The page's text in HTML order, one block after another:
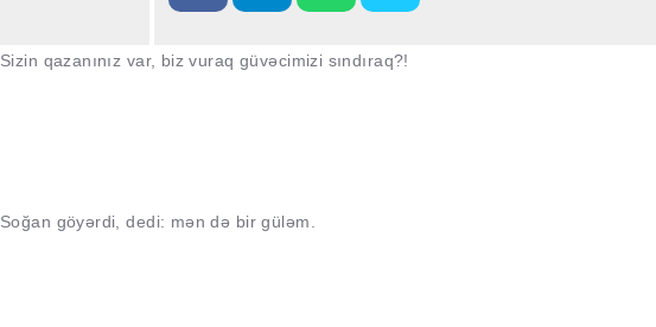
Sizin qazanınız var, biz vuraq güvəcimizi sındıraq?!
Soğan göyərdi, dedi: mən də bir güləm.